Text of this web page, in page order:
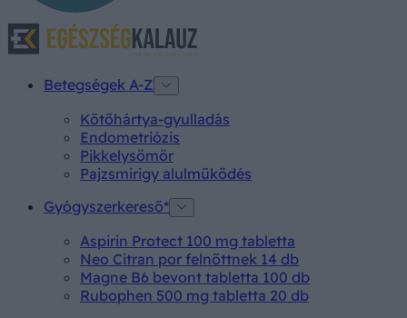
Betegségek A-Z
Kötőhártya-gyulladás
Endometriózis
Pikkelysömör
Pajzsmirigy alulműködés
Gyógyszerkereső*
Aspirin Protect 100 mg tabletta
Neo Citran por felnőttnek 14 db
Magne B6 bevont tabletta 100 db
Rubophen 500 mg tabletta 20 db